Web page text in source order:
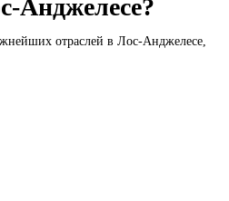
Анджелесе?
отраслей в Лос-Анджелесе,